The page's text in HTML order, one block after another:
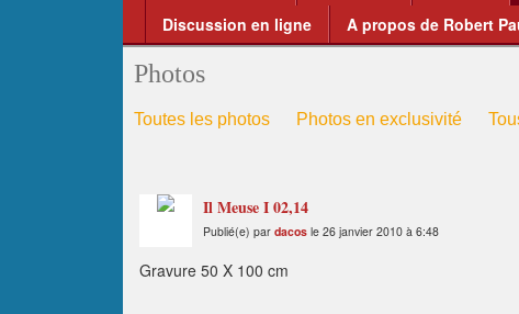
Discussion en ligne
A propos de Robert
Photos
Toutes les photos Photos en exclusivité
Il Meuse I 02,14
Publié(e) par dacos le 26 janvier 2010 à 6:48
Gravure 50 X 100 cm